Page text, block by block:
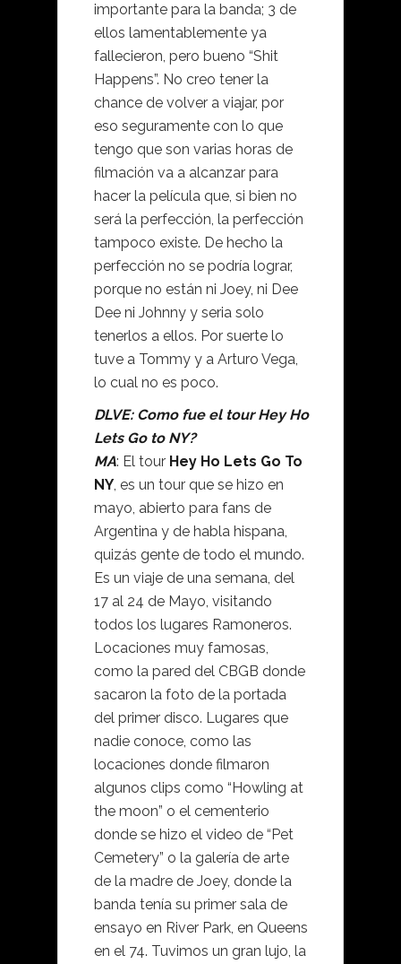
importante para la banda; 3 de
ellos lamentablemente ya
fallecieron, pero bueno “Shit
Happens”. No creo tener la
chance de volver a viajar, por
eso seguramente con lo que
tengo que son varias horas de
filmación va a alcanzar para
hacer la película que, si bien no
será la perfección, la perfección
tampoco existe. De hecho la
perfección no se podría lograr,
porque no están ni Joey, ni Dee
Dee ni Johnny y seria solo
tenerlos a ellos. Por suerte lo
tuve a Tommy y a Arturo Vega,
lo cual no es poco.
DLVE: Como fue el tour Hey Ho
Lets Go to NY?
MA: El tour Hey Ho Lets Go To
NY, es un tour que se hizo en
mayo, abierto para fans de
Argentina y de habla hispana,
quizás gente de todo el mundo.
Es un viaje de una semana, del
17 al 24 de Mayo, visitando
todos los lugares Ramoneros.
Locaciones muy famosas,
como la pared del CBGB donde
sacaron la foto de la portada
del primer disco. Lugares que
nadie conoce, como las
locaciones donde filmaron
algunos clips como “Howling at
the moon” o el cementerio
donde se hizo el video de “Pet
Cemetery” o la galería de arte
de la madre de Joey, donde la
banda tenía su primer sala de
ensayo en River Park, en Queens
en el 74. Tuvimos un gran lujo, la